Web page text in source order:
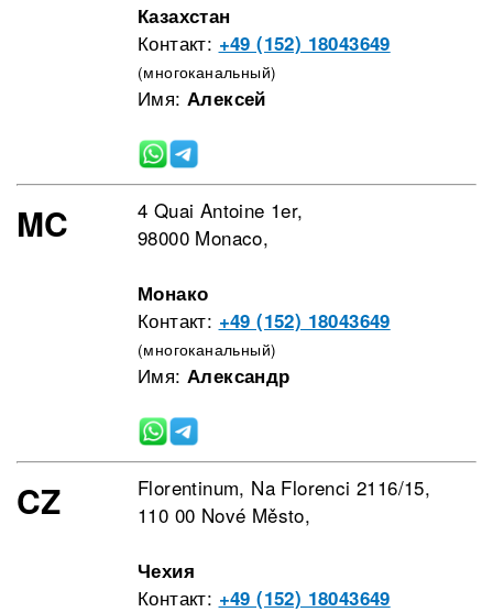
Казахстан
Контакт: +49 (152) 18043649
(многоканальный)
Имя: Алексей
MC
4 Quai Antoine 1er,
98000 Monaco,
Монако
Контакт: +49 (152) 18043649
(многоканальный)
Имя: Александр
CZ
Florentinum, Na Florenci 2116/15,
110 00 Nové Město,
Чехия
Контакт: +49 (152) 18043649